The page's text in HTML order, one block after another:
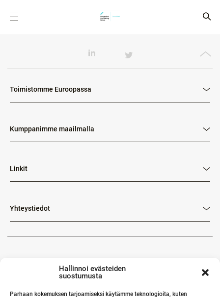
Hallinnoi evästeiden
suostumusta
Parhaan kokemuksen tarjoamiseksi käytämme teknologioita, kuten
Toimistomme Euroopassa
Kumppanimme maailmalla
Linkit
Yhteystiedot